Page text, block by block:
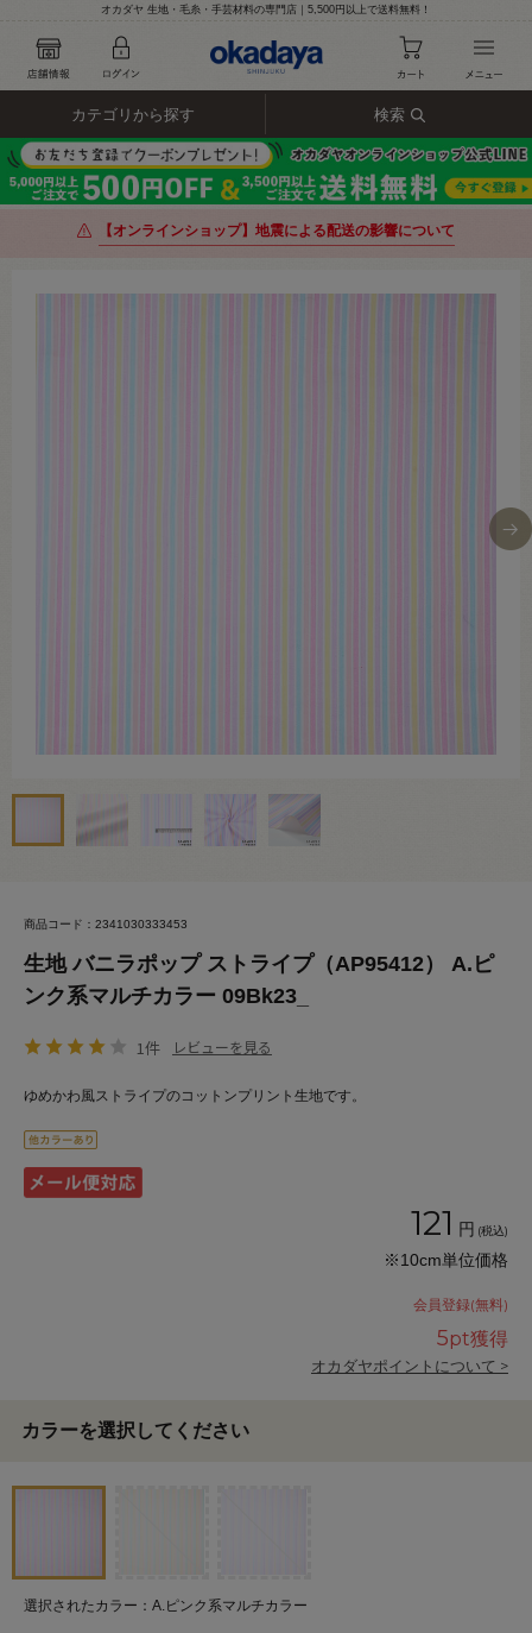
オカダヤ 生地・毛糸・手芸材料の専門店｜5,500円以上で送料無料！
カテゴリから探す 検索
【オンラインショップ】地震による配送の影響について
商品コード：2341030333453
生地 バニラポップ ストライプ（AP95412） A.ピ
ンク系マルチカラー 09Bk23_
1件 レビューを見る
ゆめかわ風ストライプのコットンプリント生地です。
121 円 (税込)
※10cm単位価格
会員登録(無料)
5pt獲得
オカダヤポイントについて >
カラーを選択してください
選択されたカラー：A.ピンク系マルチカラー